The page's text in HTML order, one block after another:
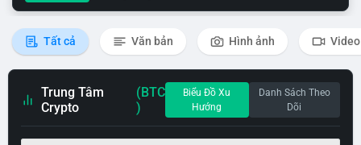
Tất cả Văn bản Hình ảnh Video
Trung Tâm
Crypto
(BTC
)
Biểu Đồ Xu
Hướng
Danh Sách Theo
Dõi